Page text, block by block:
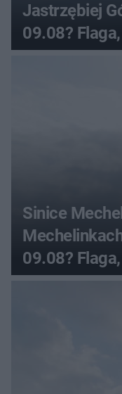
Jastrzębiej
09.08?
Sinice
09.08?